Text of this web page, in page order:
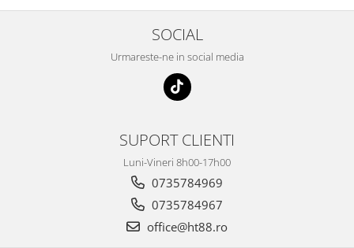
SOCIAL
Urmareste-ne in social media
SUPORT CLIENTI
Luni-Vineri 8h00-17h00
0735784969
0735784967
office@ht88.ro